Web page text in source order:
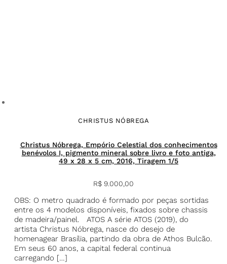
CHRISTUS NÓBREGA
Christus Nóbrega, Empório Celestial dos conhecimentos
benévolos I, pigmento mineral sobre livro e foto antiga,
49 x 28 x 5 cm, 2016, Tiragem 1/5
R$ 9.000,00
OBS: O metro quadrado é formado por peças sortidas
entre os 4 modelos disponíveis, fixados sobre chassis
de madeira/painel. ATOS A série ATOS (2019), do
artista Christus Nóbrega, nasce do desejo de
homenagear Brasília, partindo da obra de Athos Bulcão.
Em seus 60 anos, a capital federal continua
carregando […]